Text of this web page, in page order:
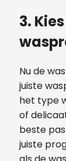
3.
Nu de
juiste
het type
of
beste
juiste